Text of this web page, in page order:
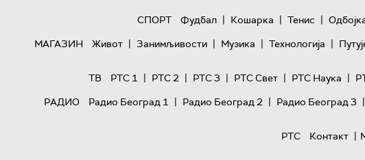
СПОРТ
Фудбал | Кошарка | Тенис |
МАГАЗИН
Живот | Занимљивости | Музика | Технологијa |
ТВ
РТС 1 | РТС 2 | РТС 3 | РТС Свет | РТС Наука |
РАДИО
Радио Београд 1 | Радио Београд 2 | Радио Београд 3 |
РТС
Контакт |